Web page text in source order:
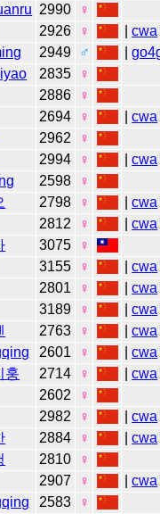
2990
♀
2926 ♀ |cwa
2949 ♂ |
2835
♀
2886
♀
2694 ♀ |cwa
2962
♀
2994 ♀ |cwa
2598
♀
2798 ♀ |cwa
2812 ♀ |cwa
3075
♀
3155 ♀ |cwa
2801 ♀ |cwa
3189 ♀ |cwa
2763 ♀ |cwa
2601 ♀ |cwa
훙 2714 ♀ |cwa
2602
♀
2982 ♀ |cwa
2884 ♀ |cwa
2810
♀
2907 ♀ |cwa
2583
♀